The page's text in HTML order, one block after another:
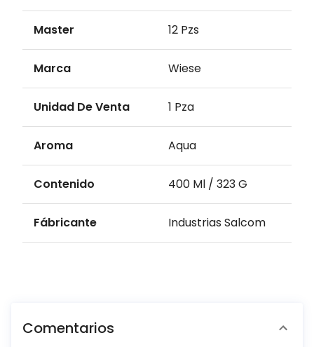
Master 12 Pzs
Marca Wiese
Unidad De Venta 1 Pza
Aroma Aqua
Contenido 400 Ml / 323 G
Fábricante Industrias Salcom
Comentarios